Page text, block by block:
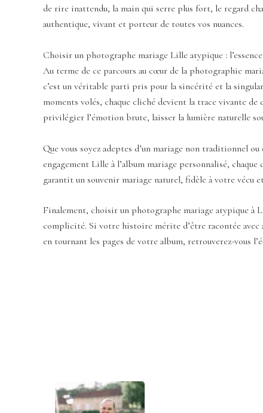
de rire inattendu, la main qui serre plus fort, le regard
authentique, vivant et porteur de toutes vos nuances.
Choisir un photographe mariage Lille atypique :
Au terme de ce parcours au cœur de la photographie
c’est un véritable parti pris pour la sincérité et la
moments volés, chaque cliché devient la trace vivante
privilégier l’émotion brute, laisser la lumière naturelle
Que vous soyez adeptes d’un mariage non traditionnel
engagement Lille à l’album mariage personnalisé,
garantit un souvenir mariage naturel, fidèle à votre vécu
Finalement, choisir un photographe mariage atypique à
complicité. Si votre histoire mérite d’être racontée
en tournant les pages de votre album, retrouverez-vous